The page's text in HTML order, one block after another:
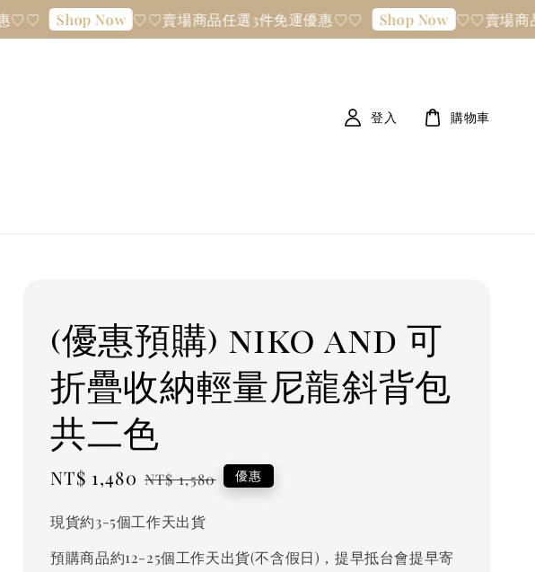
Shop Now ♡♡賣場商品任選3件免運優惠♡♡ Shop Now ♡♡賣場商品任選3
登入 購物車
(優惠預購) niko and 可
折疊收納輕量尼龍斜背包
共二色
Sale
NT$ 1,480 Regular
NT$ 1,580 優惠
現貨約3-5個工作天出貨
預購商品約12-25個工作天出貨(不含假日)，提早抵台會提早寄